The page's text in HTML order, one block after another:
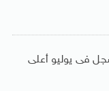
فى يوليو أعلى